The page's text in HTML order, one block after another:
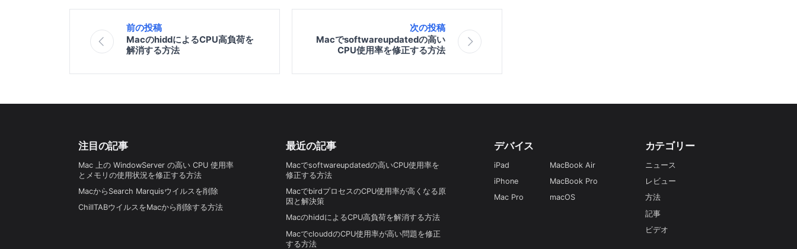
前の投稿
MacのhiddによるCPU高負荷を
解消する方法
次の投稿
Macでsoftwareupdatedの高い
CPU使用率を修正する方法
注目の記事
Mac 上の WindowServer の高い CPU 使用率
とメモリの使用状況を修正する方法
MacからSearch Marquisウイルスを削除
ChillTABウイルスをMacから削除する方法
最近の記事
Macでsoftwareupdatedの高いCPU使用率を
修正する方法
MacでbirdプロセスのCPU使用率が高くなる原
因と解決策
MacのhiddによるCPU高負荷を解消する方法
MacでclouddのCPU使用率が高い問題を修正
する方法
デバイス
iPad
iPhone
Mac Pro
MacBook Air
MacBook Pro
macOS
カテゴリー
ニュース
レビュー
方法
記事
ビデオ